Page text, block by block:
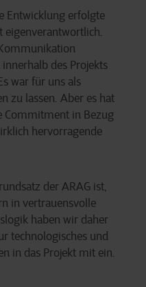
Entwicklung erfolgte
eigenverantwortlich.
des Projekts
war für uns als
zu lassen. Aber es hat
Commitment in Bezug
hervorragende
der ARAG ist,
in vertrauensvolle
haben wir daher
technologisches und
in das Projekt mit ein.